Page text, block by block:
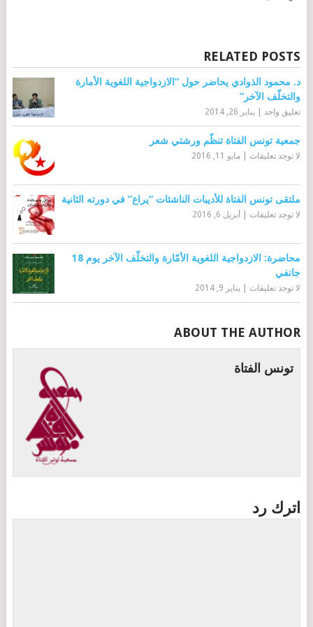
RELATED POSTS
د. محمود الذوادي يحاضر حول “الازدواجية اللغوية الأمارة
والتخلّف الآخر”
تعليق واحد| يناير 26, 2014
جمعية تونس الفتاة تنظّم ورشتي شعر
لا توجد تعليقات مايو 11, 2016
ملتقى تونس الفتاة للأديبات الناشئات “يراع” في دورته الثانية
لا توجد تعليقات أبريل 6, 2016
محاضرة: الازدواجية اللغوية الأمّارة والتخلّف الآخر يوم 18
جانفي
لا توجد تعليقات يناير 9, 2014
ABOUT THE AUTHOR
تونس الفتاة
اترك رد